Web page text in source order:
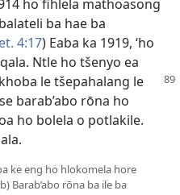
ho fihlela mathoasong
ba hae ba
4:17) Eaba ka 1919, ‘ho
Ntle ho tšenyo ea
le tšepahalang le
barab’abo rōna ho
ho bolela o potlakile.
ke eng ho hlokomela hore
Barab’abo rōna ba ile ba